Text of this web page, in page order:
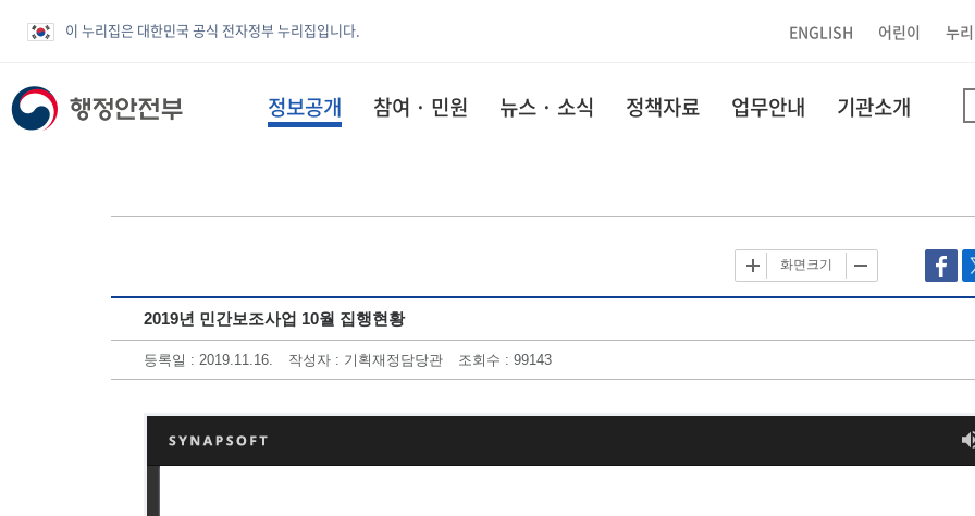
이 누리집은 대한민국 공식 전자정부 누리집입니다. ENGLISH 어린이 누
정보공개 참여 · 민원 뉴스 · 소식 정책자료 업무안내 기관소개
화면크기
2019년 민간보조사업 10월 집행현황
등록일 : 2019.11.16. 작성자 : 기획재정담당관 조회수 : 99143